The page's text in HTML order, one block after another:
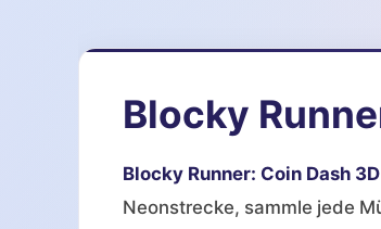
Blocky
Blocky Runner: Coin Dash 3D
Neonstrecke, sammle jede